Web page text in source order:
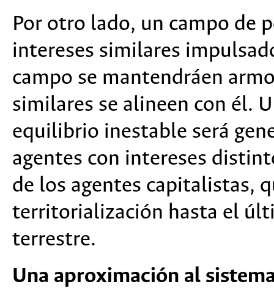
Por otro lado, un campo de
intereses similares
campo se mantendráen
similares se alineen con él.
equilibrio inestable será
agentes con intereses
de los agentes capitalistas,
territorialización hasta el
terrestre.
Una aproximación al